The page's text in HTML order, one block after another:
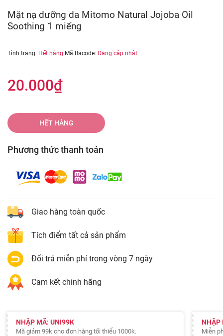
Mặt nạ dưỡng da Mitomo Natural Jojoba Oil
Soothing 1 miếng
Tình trạng: Hết hàng Mã Bacode: Đang cập nhật
20.000₫
HẾT HÀNG
Phương thức thanh toán
Giao hàng toàn quốc
Tích điểm tất cả sản phẩm
Đổi trả miễn phí trong vòng 7 ngày
Cam kết chính hãng
NHẬP MÃ: UNI99K
Mã giảm 99k cho đơn hàng tối thiểu 1000k.
NHẬP
Miễn